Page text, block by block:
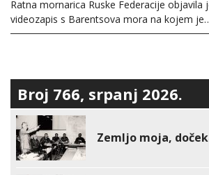
Ratna mornarica Ruske Federacije objavila
videozapis s Barentsova mora na kojem
Broj 766, srpanj 2026.
Zemljo moja,